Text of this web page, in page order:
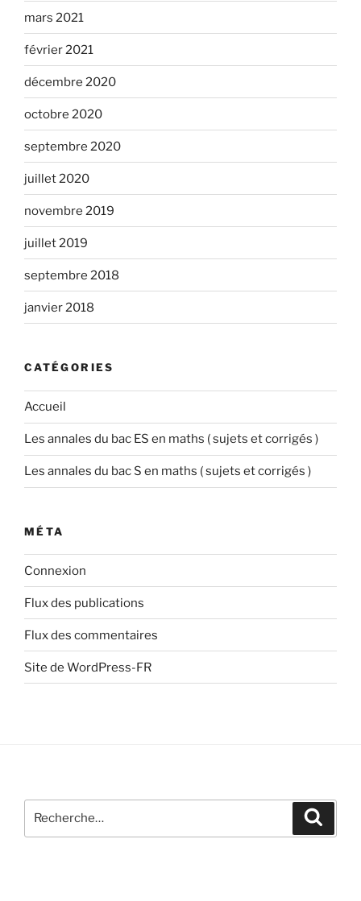
mars 2021
février 2021
décembre 2020
octobre 2020
septembre 2020
juillet 2020
novembre 2019
juillet 2019
septembre 2018
janvier 2018
CATÉGORIES
Accueil
Les annales du bac ES en maths ( sujets et corrigés )
Les annales du bac S en maths ( sujets et corrigés )
MÉTA
Connexion
Flux des publications
Flux des commentaires
Site de WordPress-FR
pour